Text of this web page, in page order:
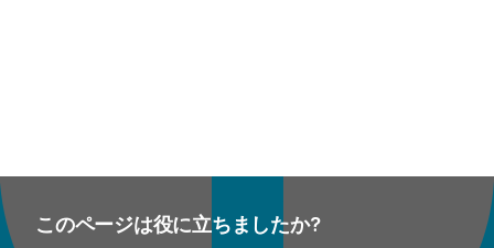
このページは役に立ちましたか?